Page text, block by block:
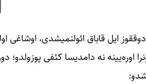
ایل قاباق ائولنمیشدی،
اوره‌یینه نه دامدیسا کئفی پوزولدو؛